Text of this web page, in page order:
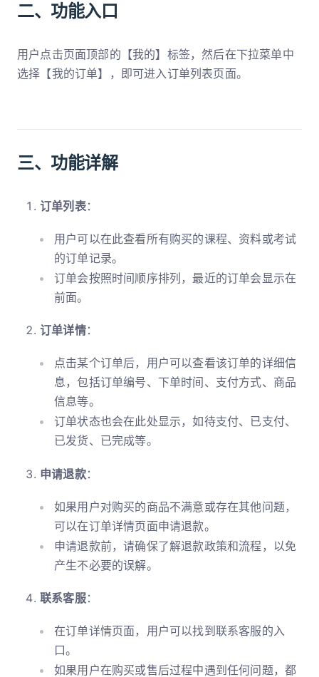
二、功能入口
用户点击页面顶部的【我的】标签，然后在下拉菜单中
选择【我的订单】，即可进入订单列表页面。
三、功能详解
订单列表：
用户可以在此查看所有购买的课程、资料或考试
的订单记录。
订单会按照时间顺序排列，最近的订单会显示在
前面。
订单详情：
点击某个订单后，用户可以查看该订单的详细信
息，包括订单编号、下单时间、支付方式、商品
信息等。
订单状态也会在此处显示，如待支付、已支付、
已发货、已完成等。
申请退款：
如果用户对购买的商品不满意或存在其他问题，
可以在订单详情页面申请退款。
申请退款前，请确保了解退款政策和流程，以免
产生不必要的误解。
联系客服：
在订单详情页面，用户可以找到联系客服的入
口。
如果用户在购买或售后过程中遇到任何问题，都